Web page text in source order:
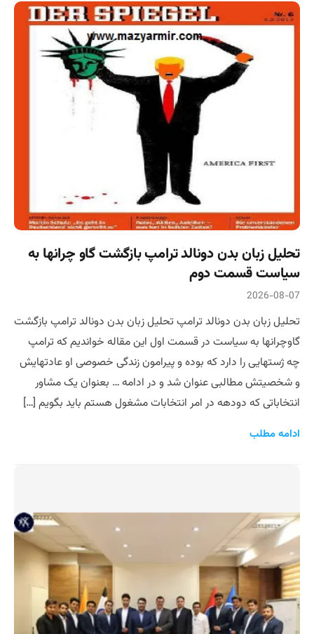
تحلیل زبان بدن دونالد ترامپ بازگشت گاو چرانها به
سیاست قسمت دوم
2026-08-07
تحلیل زبان بدن دونالد ترامپ تحلیل زبان بدن دونالد ترامپ بازگشت
گاوچرانها به سیاست در قسمت اول این مقاله خواندیم که ترامپ
چه ژستهایی را دارد که بوده و پیرامون زندگی خصوصی او عادتهایش
و شخصیتش مطالبی عنوان شد و در ادامه … بعنوان یک مشاور
انتخاباتی که دودهه در امر انتخابات مشغول هستم باید بگویم […]
ادامه مطلب